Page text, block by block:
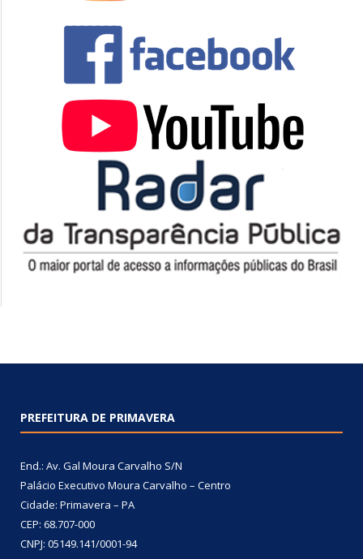
PREFEITURA DE PRIMAVERA
End.: Av. Gal Moura Carvalho S/N
Palácio Executivo Moura Carvalho – Centro
Cidade: Primavera – PA
CEP: 68.707-000
CNPJ: 05149.141/0001-94